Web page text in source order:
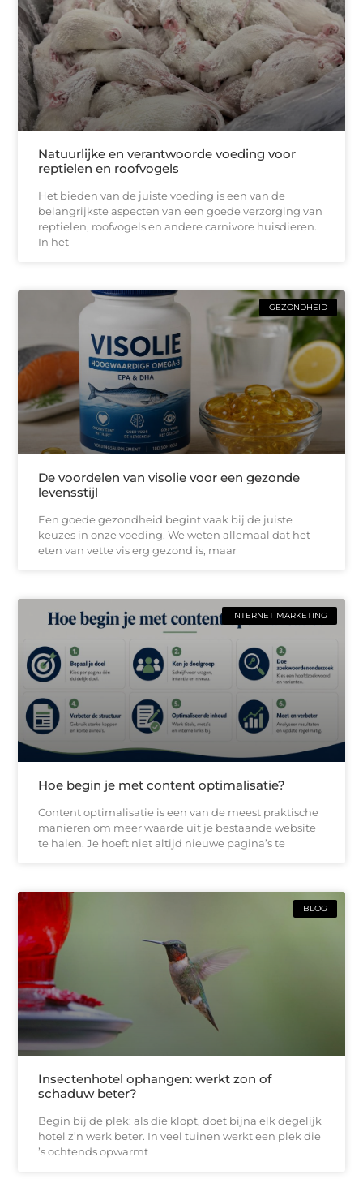
Natuurlijke en verantwoorde voeding voor
reptielen en roofvogels
Het bieden van de juiste voeding is een van de
belangrijkste aspecten van een goede verzorging van
reptielen, roofvogels en andere carnivore huisdieren.
In het
GEZONDHEID
De voordelen van visolie voor een gezonde
levensstijl
Een goede gezondheid begint vaak bij de juiste
keuzes in onze voeding. We weten allemaal dat het
eten van vette vis erg gezond is, maar
INTERNET MARKETING
Hoe begin je met content optimalisatie?
Content optimalisatie is een van de meest praktische
manieren om meer waarde uit je bestaande website
te halen. Je hoeft niet altijd nieuwe pagina’s te
BLOG
Insectenhotel ophangen: werkt zon of
schaduw beter?
Begin bij de plek: als die klopt, doet bijna elk degelijk
hotel z’n werk beter. In veel tuinen werkt een plek die
’s ochtends opwarmt